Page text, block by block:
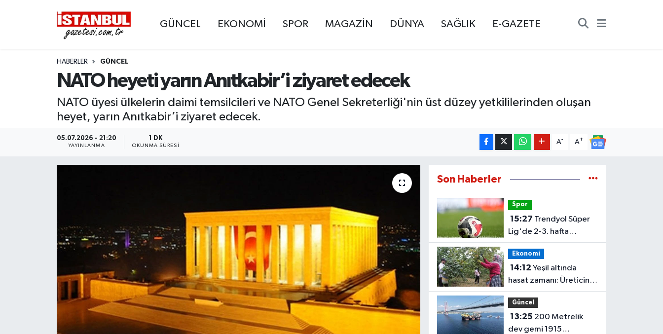
GÜNCEL EKONOMİ SPOR MAGAZİN DÜNYA SAĞLIK E-GAZETE
HABERLER GÜNCEL
NATO heyeti yarın Anıtkabir’i ziyaret edecek
NATO üyesi ülkelerin daimi temsilcileri ve NATO Genel Sekreterliği'nin üst düzey yetkililerinden oluşan
heyet, yarın Anıtkabir’i ziyaret edecek.
05.07.2026 - 21:20
YAYINLANMA
1 DK
OKUNMA SÜRESI
A- A+
Son Haberler
Spor
15:27
Lig'de 2-3. hafta
programları açıklandı
Ekonomi
14:12
hasat zamanı: Üreticinin
gözü fiyatta
Güncel
13:25
dev gemi 1915
EKONOMİ
İSTANBUL
MAGAZİN
BİLİM VE TEKNOLOJİ
KURUMSAL
Nöbetçi Eczaneler
Hava Durumu
Trafik Durumu
Süper Lig Puan Durumu ve Fikstür
Tüm Manşetler
Son Dakika Haberleri